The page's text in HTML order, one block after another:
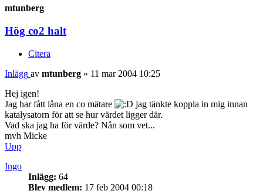
mtunberg
Hög co2 halt
Citera
Inlägg av mtunberg » 11 mar 2004 10:25
Hej igen!
Jag har fått låna en co mätare
jag tänkte koppla in mig innan
katalysatorn för att se hur värdet ligger där.
Vad ska jag ha för värde? Nån som vet...
mvh Micke
Upp
Ingo
Inlägg: 64
Blev medlem: 17 feb 2004 00:18